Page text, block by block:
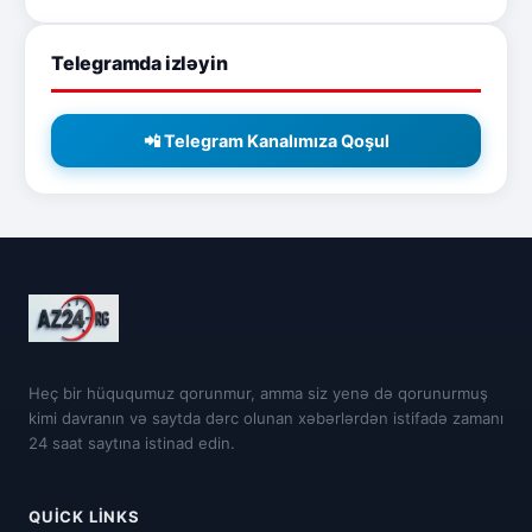
Telegramda izləyin
📲 Telegram Kanalımıza Qoşul
Heç bir hüququmuz qorunmur, amma siz yenə də qorunurmuş
kimi davranın və saytda dərc olunan xəbərlərdən istifadə zamanı
24 saat saytına istinad edin.
QUICK LINKS